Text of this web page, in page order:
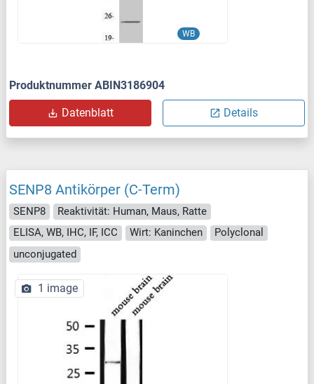
WB
Produktnummer ABIN3186904
Datenblatt Details
SENP8 Antikörper (C-Term)
SENP8
Reaktivität: Human, Maus, Ratte
ELISA, WB, IHC, IF, ICC
Wirt: Kaninchen
Polyclonal
unconjugated
1 image